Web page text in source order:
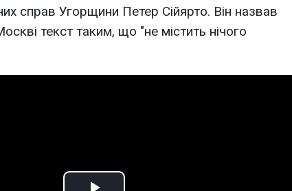
справ Угорщини Петер Сійярто. Він назвав
текст таким, що "не містить нічого